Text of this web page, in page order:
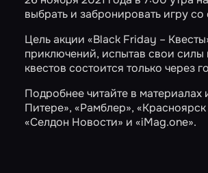
выбрать и забронировать игру
Цель акции «Black Friday –
приключений, испытав свои
квестов состоится только через
Подробнее читайте в материалах
Питере», «Рамблер»,
«Селдон Новости» и «iMag.one».